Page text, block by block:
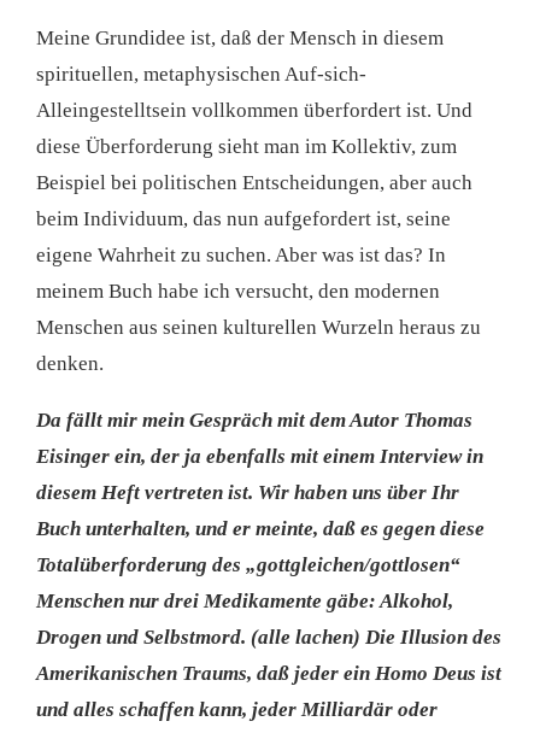
Meine Grundidee ist, daß der Mensch in diesem
spirituellen, metaphysischen Auf-sich-
Alleingestelltsein vollkommen überfordert ist. Und
diese Überforderung sieht man im Kollektiv, zum
Beispiel bei politischen Entscheidungen, aber auch
beim Individuum, das nun aufgefordert ist, seine
eigene Wahrheit zu suchen. Aber was ist das? In
meinem Buch habe ich versucht, den modernen
Menschen aus seinen kulturellen Wurzeln heraus zu
denken.
Da fällt mir mein Gespräch mit dem Autor Thomas
Eisinger ein, der ja ebenfalls mit einem Interview in
diesem Heft vertreten ist. Wir haben uns über Ihr
Buch unterhalten, und er meinte, daß es gegen diese
Totalüberforderung des „gottgleichen/gottlosen“
Menschen nur drei Medikamente gäbe: Alkohol,
Drogen und Selbstmord. (alle lachen) Die Illusion des
Amerikanischen Traums, daß jeder ein Homo Deus ist
und alles schaffen kann, jeder Milliardär oder